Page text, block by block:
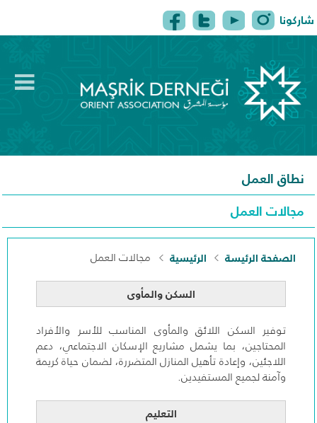
الرئيسية
نطاق العمل
مجالات العمل
الصفحة الرئيسة الرئيسية مجالات العمل
السكن والمأوى
توفير السكن اللائق والمأوى المناسب للأسر والأفراد
المحتاجين، بما يشمل مشاريع الإسكان الاجتماعي، دعم
اللاجئين، وإعادة تأهيل المنازل المتضررة، لضمان حياة كريمة
وآمنة لجميع المستفيدين.
التعليم